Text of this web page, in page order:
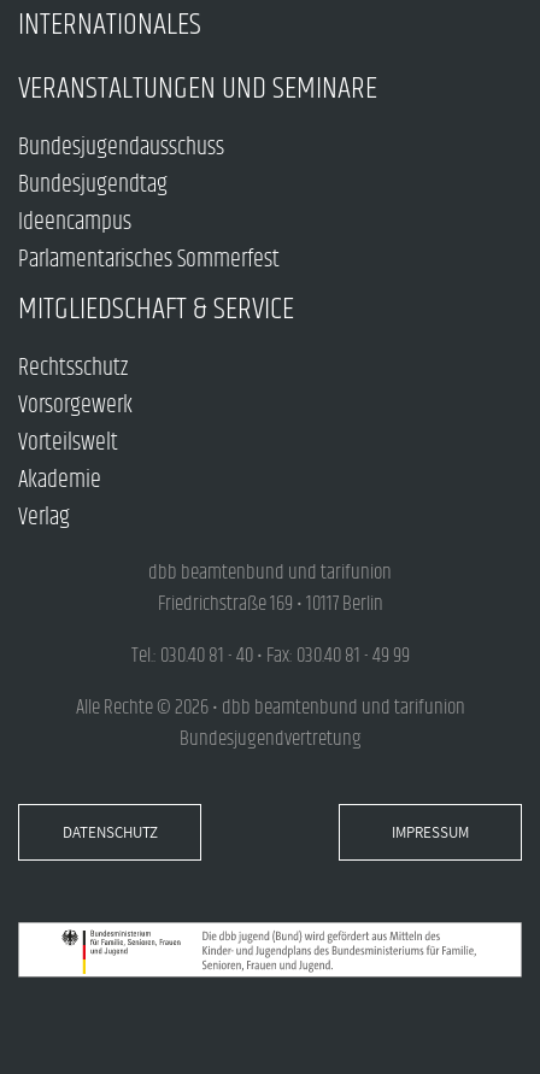
INTERNATIONALES
VERANSTALTUNGEN UND SEMINARE
Bundesjugendausschuss
Bundesjugendtag
Ideencampus
Parlamentarisches Sommerfest
MITGLIEDSCHAFT & SERVICE
Rechtsschutz
Vorsorgewerk
Vorteilswelt
Akademie
Verlag
dbb beamtenbund und tarifunion
Friedrichstraße 169 • 10117 Berlin
Tel.: 030.40 81 - 40 • Fax: 030.40 81 - 49 99
Alle Rechte © 2026 • dbb beamtenbund und tarifunion
Bundesjugendvertretung
DATENSCHUTZ IMPRESSUM